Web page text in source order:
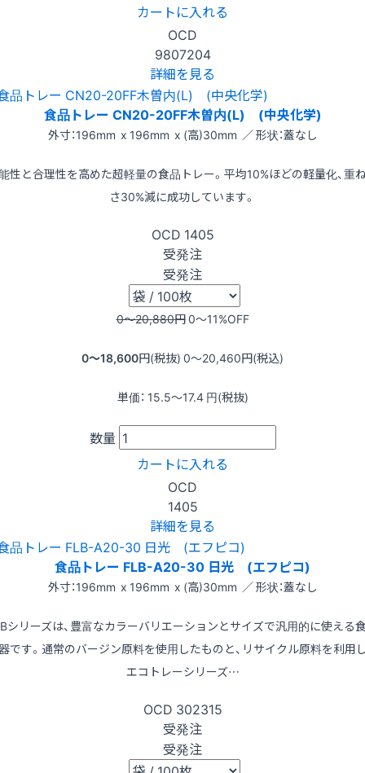
カートに入れる
OCD
9807204
詳細を見る
食品トレー CN20-20FF木曽内(L) (中央化学)
外寸：196mm x 196mm x (高)30mm ／ 形状：蓋なし
性と合理性を高めた超軽量の食品トレー。平均10%ほどの軽量化、重
さ30%減に成功しています。
OCD 1405
受発注
受発注
0〜20,880円0〜11%OFF
0〜18,600円(税抜) 0〜20,460円(税込)
単価： 15.5〜17.4 円(税抜)
数量
カートに入れる
OCD
1405
詳細を見る
食品トレー FLB-A20-30 日光 (エフピコ)
外寸：196mm x 196mm x (高)30mm ／ 形状：蓋なし
シリーズは、豊富なカラーバリエーションとサイズで汎用的に使える
です。通常のバージン原料を使用したものと、リサイクル原料を利用
エコトレーシリーズ…
OCD 302315
受発注
受発注